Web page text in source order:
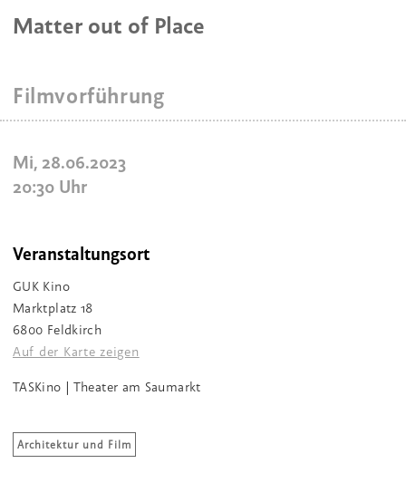
Matter out of Place
Filmvorführung
Mi, 28.06.2023
20:30 Uhr
Veranstaltungsort
GUK Kino
Marktplatz 18
6800 Feldkirch
Auf der Karte zeigen
TASKino | Theater am Saumarkt
Architektur und Film